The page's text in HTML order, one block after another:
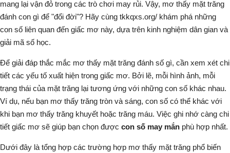
mang lại vận đỏ trong các trò chơi may rủi. Vậy, mơ thấy mặt trăng
đánh con gì để "đổi đời"? Hãy cùng tkkqxs.org/ khám phá những
con số liên quan đến giấc mơ này, dựa trên kinh nghiệm dân gian và
giải mã số học.
Để giải đáp thắc mắc mơ thấy mặt trăng đánh số gì, cần xem xét chi
tiết các yếu tố xuất hiện trong giấc mơ. Bởi lẽ, mỗi hình ảnh, mỗi
trạng thái của mặt trăng lại tương ứng với những con số khác nhau.
Ví dụ, nếu bạn mơ thấy trăng tròn và sáng, con số có thể khác với
khi bạn mơ thấy trăng khuyết hoặc trăng máu. Việc ghi nhớ càng chi
tiết giấc mơ sẽ giúp bạn chọn được con số may mắn phù hợp nhất.
Dưới đây là tổng hợp các trường hợp mơ thấy mặt trăng phổ biến